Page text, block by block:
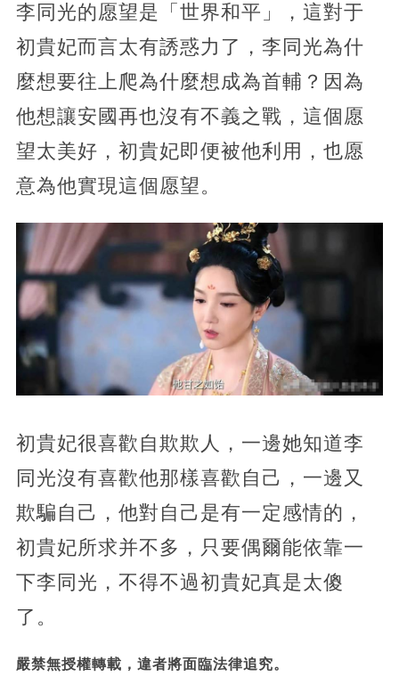
李同光的愿望是「世界和平」，這對于
初貴妃而言太有誘惑力了，李同光為什
麼想要往上爬為什麼想成為首輔？因為
他想讓安國再也沒有不義之戰，這個愿
望太美好，初貴妃即便被他利用，也愿
意為他實現這個愿望。
初貴妃很喜歡自欺欺人，一邊她知道李
同光沒有喜歡他那樣喜歡自己，一邊又
欺騙自己，他對自己是有一定感情的，
初貴妃所求并不多，只要偶爾能依靠一
下李同光，不得不過初貴妃真是太傻
了。
嚴禁無授權轉載，違者將面臨法律追究。